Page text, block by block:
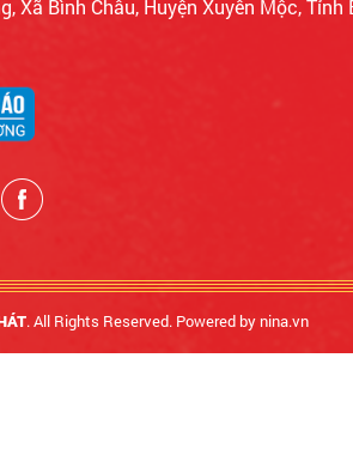
Xã Bình Châu, Huyện Xuyên Mộc, Tỉnh
. All Rights Reserved. Powered by nina.vn